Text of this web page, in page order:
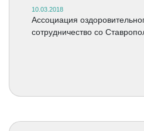
10.03.2018
Ассоциация
сотрудничество со